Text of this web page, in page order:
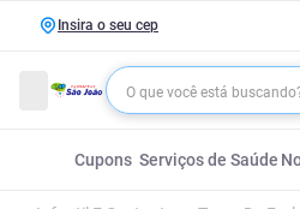
Insira o seu cep
Cupons Serviços de Saúde